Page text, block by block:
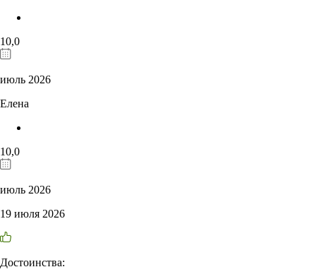
10,0
июль 2026
Елена
10,0
июль 2026
19 июля 2026
Достоинства: